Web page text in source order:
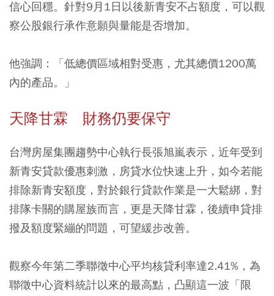
信心回穩。針對9月1日以後新青安不占額度，可以觀
察公股銀行承作意願與量能是否增加。
他強調：「低總價區域相對受惠，尤其總價1200萬
內的產品。」
天降甘霖 財務仍要保守
台灣房屋集團趨勢中心執行長張旭嵐表示，近年受到
新青安貸款優惠刺激，房貸水位快速上升，如今若能
排除新青安額度，對於銀行貸款作業是一大鬆綁，對
排隊卡關的購屋族而言，更是天降甘霖，後續申貸排
撥及額度緊繃的問題，可望緩步改善。
觀察今年第二季聯徵中心平均核貸利率達2.41%，為
聯徵中心資料統計以來的最高點，凸顯這一波「限